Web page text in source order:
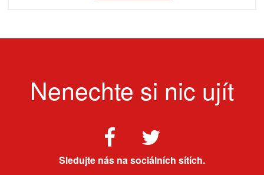
Nenechte si nic ujít
Sledujte nás na sociálních sítích.